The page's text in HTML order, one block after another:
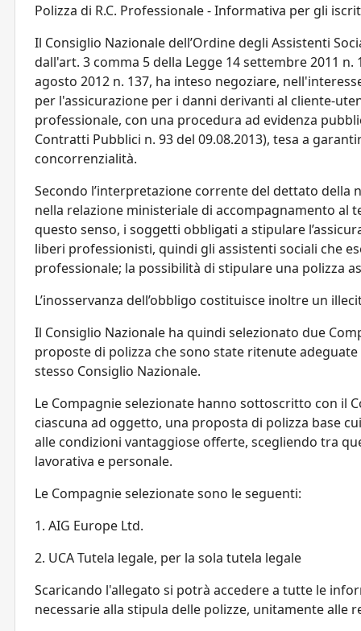
Polizza di R.C. Professionale - Informativa per gli
Il Consiglio Nazionale dell’Ordine degli Assistenti
dall'art. 3 comma 5 della Legge 14 settembre 2011 n.
agosto 2012 n. 137, ha inteso negoziare,
per l'assicurazione per i danni derivanti al cliente-
professionale, con una procedura ad evidenza
Contratti Pubblici n. 93 del 09.08.2013), tesa a
concorrenzialità.
Secondo l’interpretazione corrente del dettato della
nella relazione ministeriale di accompagnamento al
questo senso, i soggetti obbligati a stipulare
liberi professionisti, quindi gli assistenti sociali che
professionale; la possibilità di stipulare una polizza
L’inosservanza dell’obbligo costituisce inoltre un
Il Consiglio Nazionale ha quindi selezionato due
proposte di polizza che sono state ritenute
stesso Consiglio Nazionale.
Le Compagnie selezionate hanno sottoscritto con il
ciascuna ad oggetto, una proposta di polizza base
alle condizioni vantaggiose offerte, scegliendo tra
lavorativa e personale.
Le Compagnie selezionate sono le seguenti:
1. AIG Europe Ltd.
2. UCA Tutela legale, per la sola tutela legale
Scaricando l'allegato si potrà accedere a tutte le
necessarie alla stipula delle polizze, unitamente alle